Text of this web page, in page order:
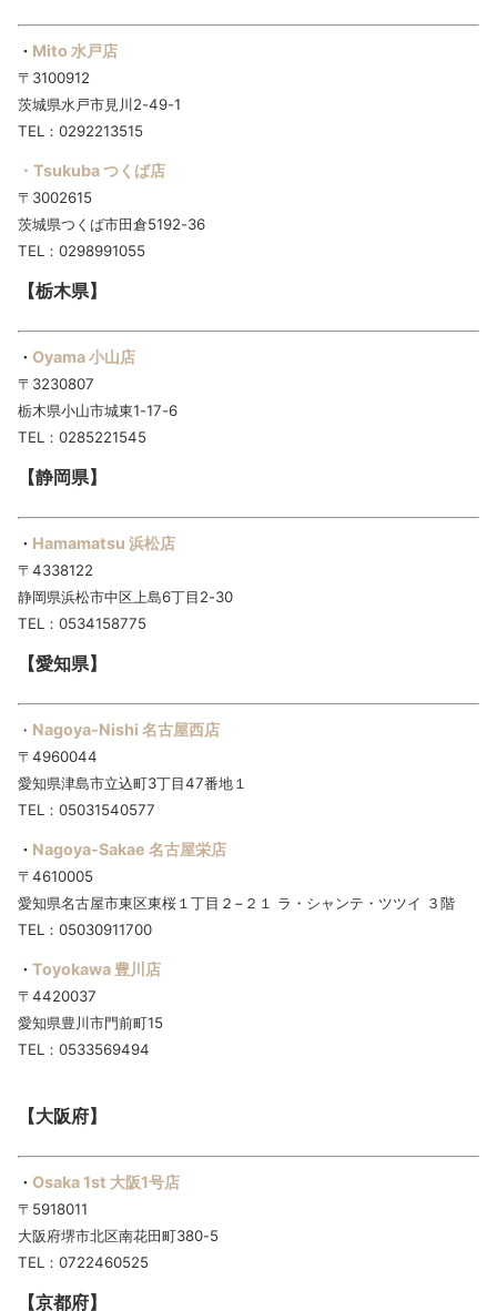
・ Mito 水戸店
〒3100912
茨城県水戸市見川2-49-1
TEL：0292213515
・Tsukuba つくば店
〒3002615
茨城県つくば市田倉5192-36
TEL：0298991055
【栃木県】
・ Oyama 小山店
〒3230807
栃木県小山市城東1-17-6
TEL：0285221545
【静岡県】
・ Hamamatsu 浜松店
〒4338122
静岡県浜松市中区上島6丁目2-30
TEL：0534158775
【愛知県】
・ Nagoya-Nishi 名古屋西店
〒4960044
愛知県津島市立込町3丁目47番地１
TEL：05031540577
・ Nagoya-Sakae 名古屋栄店
〒4610005
愛知県名古屋市東区東桜１丁目２−２１ ラ・シャンテ・ツツイ ３階
TEL：05030911700
・ Toyokawa 豊川店
〒4420037
愛知県豊川市門前町15
TEL：0533569494
【大阪府】
・ Osaka 1st 大阪1号店
〒5918011
大阪府堺市北区南花田町380-5
TEL：0722460525
【京都府】